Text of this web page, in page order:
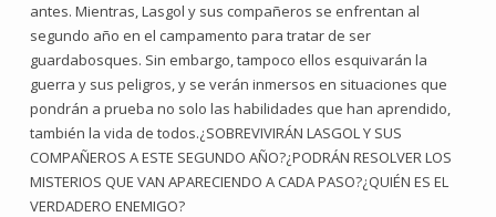
antes. Mientras, Lasgol y sus compañeros se enfrentan al
segundo año en el campamento para tratar de ser
guardabosques. Sin embargo, tampoco ellos esquivarán la
guerra y sus peligros, y se verán inmersos en situaciones que
pondrán a prueba no solo las habilidades que han aprendido,
también la vida de todos.¿SOBREVIVIRÁN LASGOL Y SUS
COMPAÑEROS A ESTE SEGUNDO AÑO?¿PODRÁN RESOLVER LOS
MISTERIOS QUE VAN APARECIENDO A CADA PASO?¿QUIÉN ES EL
VERDADERO ENEMIGO?